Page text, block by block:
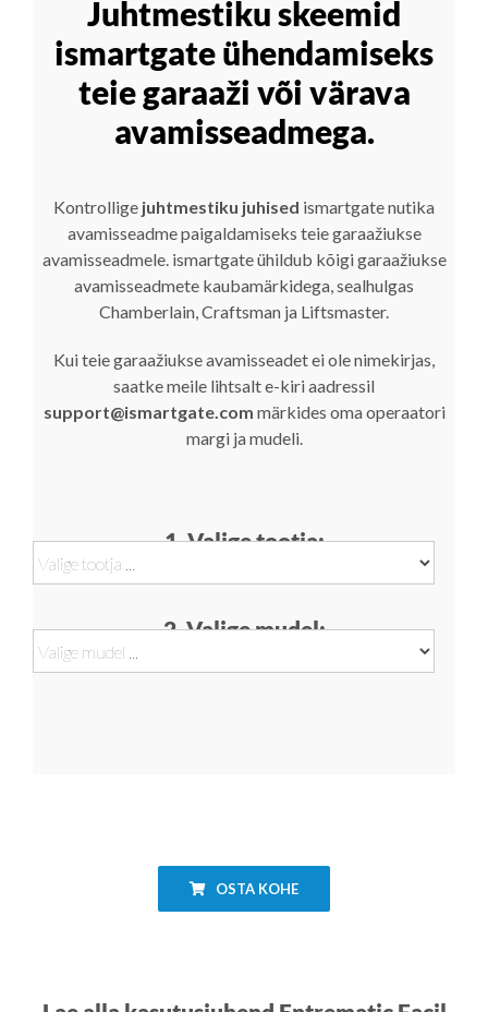
Juhtmestiku skeemid
ismartgate ühendamiseks
teie garaaži või värava
avamisseadmega.
Kontrollige juhtmestiku juhised ismartgate nutika
avamisseadme paigaldamiseks teie garaažiukse
avamisseadmele. ismartgate ühildub kõigi garaažiukse
avamisseadmete kaubamärkidega, sealhulgas
Chamberlain, Craftsman ja Liftsmaster.
Kui teie garaažiukse avamisseadet ei ole nimekirjas,
saatke meile lihtsalt e-kiri aadressil
support@ismartgate.com märkides oma operaatori
margi ja mudeli.
1. Valige tootja:
2. Valige mudel:
OSTA KOHE